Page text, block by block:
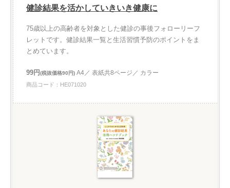
健診結果を活かしていきいき健康に
75歳以上の高齢者を対象とした健診の事後フォローリーフ
レットです。健診結果一覧と生活習慣予防のポイントをま
とめています。
99円(税抜価格90円) A4／ 表紙共8ページ／ カラー
商品コード：HE071020